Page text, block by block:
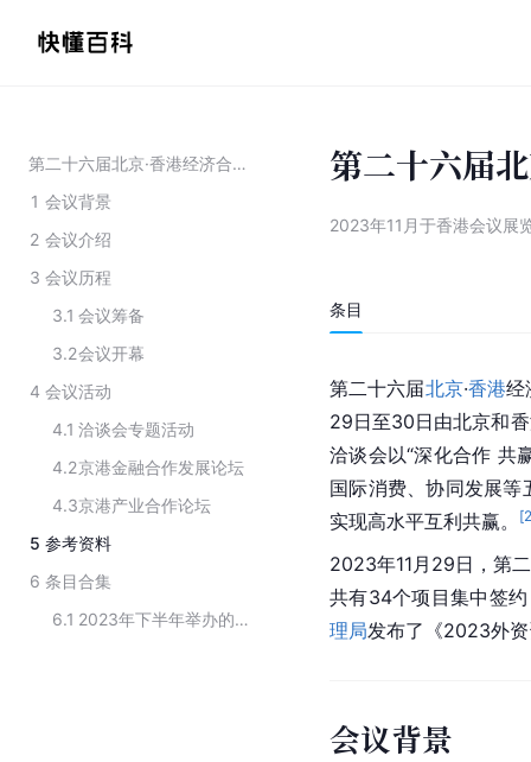
第二十六届北京·香港经济合作研讨洽谈会
1 会议背景
2 会议介绍
3 会议历程
3.1 会议筹备
3.2会议开幕
4 会议活动
4.1 洽谈会专题活动
4.2京港金融合作发展论坛
4.3京港产业合作论坛
5 参考资料
6 条目合集
6.1
2023年下半年举办的主题活动
第二十六届
2023年11月于香港会议展
条目
第二十六届北京·香港经
29日至30日由北京和
洽谈会以“深化合作 共
国际消费、协同发展
实现高水平互利共赢。
[
2023年11月29日，第
共有34个项目集中签
理局发布了《2023外
会议背景